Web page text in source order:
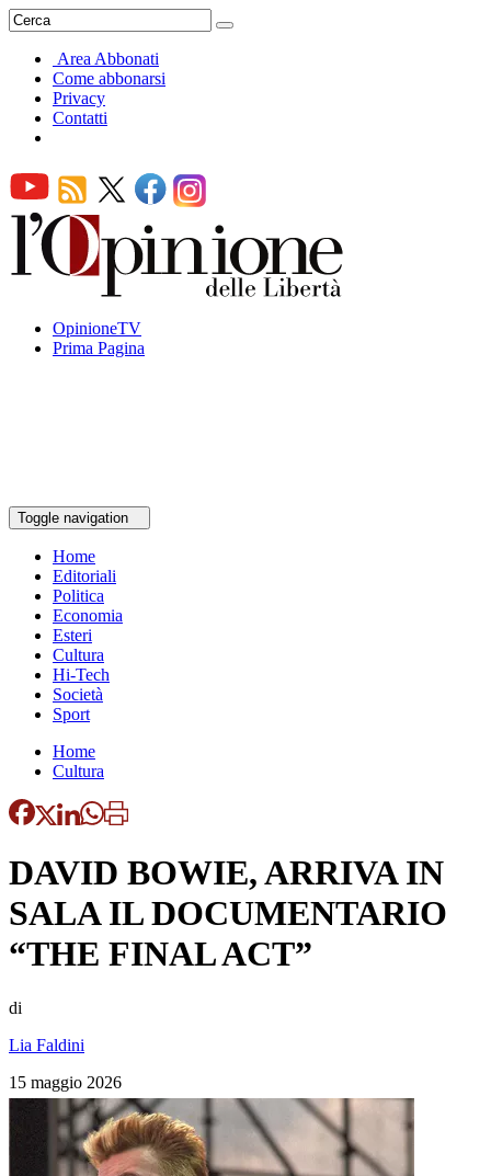
Area Abbonati
Come abbonarsi
Privacy
Contatti
OpinioneTV
Prima Pagina
Toggle navigation
Home
Editoriali
Politica
Economia
Esteri
Cultura
Hi-Tech
Società
Sport
Home
Cultura
DAVID BOWIE, ARRIVA IN
SALA IL DOCUMENTARIO
“THE FINAL ACT”
di
Lia Faldini
15 maggio 2026